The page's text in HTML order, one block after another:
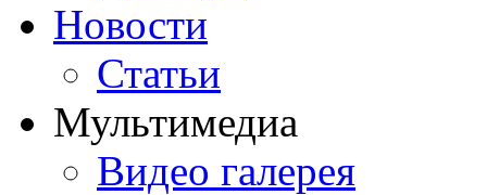
Новости
Статьи
Мультимедиа
Видео галерея